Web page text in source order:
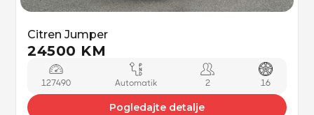
Citren Jumper
24500 KM
127490 Automatik 2 16
Pogledajte detalje